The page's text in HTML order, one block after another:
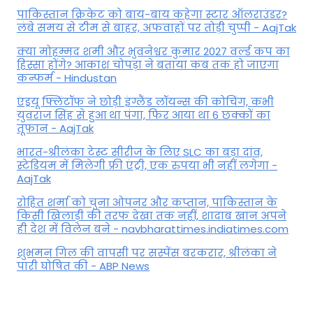
पाकिस्तान क्रिकेट को बाय-बाय कहेगा स्टार ऑलराउंडर?
लंबे समय से टीम से बाहर, अफवाहों पर तोड़ी चुप्पी - AajTak
क्या मोहम्मद शमी और भुवनेश्वर कुमार 2027 वर्ल्ड कप का
हिस्सा होंगे? आकाश चोपड़ा ने बताया कब तक हो जाएगा
कन्फर्म - Hindustan
एंड्रयू फ्लिंटॉफ ने छोड़ी इंग्लैंड लॉयन्स की कोच‍िंग, कभी
युवराज सिंह से हुआ था पंगा, फ‍िर आया था 6 छक्कों का
तूफान - AajTak
भारत-श्रीलंका टेस्ट सीरीज के लिए SLC का बड़ा दांव,
स्टेडियम में मिलेगी फ्री एंट्री, एक रुपया भी नहीं लगेगा -
AajTak
रोहित शर्मा को चुना ओपनर और कप्तान, पाकिस्तान के
किसी खिलाड़ी की तरफ देखा तक नहीं, शादाब खान अपने
ही देश में विलेन बने - navbharattimes.indiatimes.com
शुभमन गिल की वापसी पर सस्पेंस बरकरार, श्रीलंका ने
पारी घोषित की - ABP News